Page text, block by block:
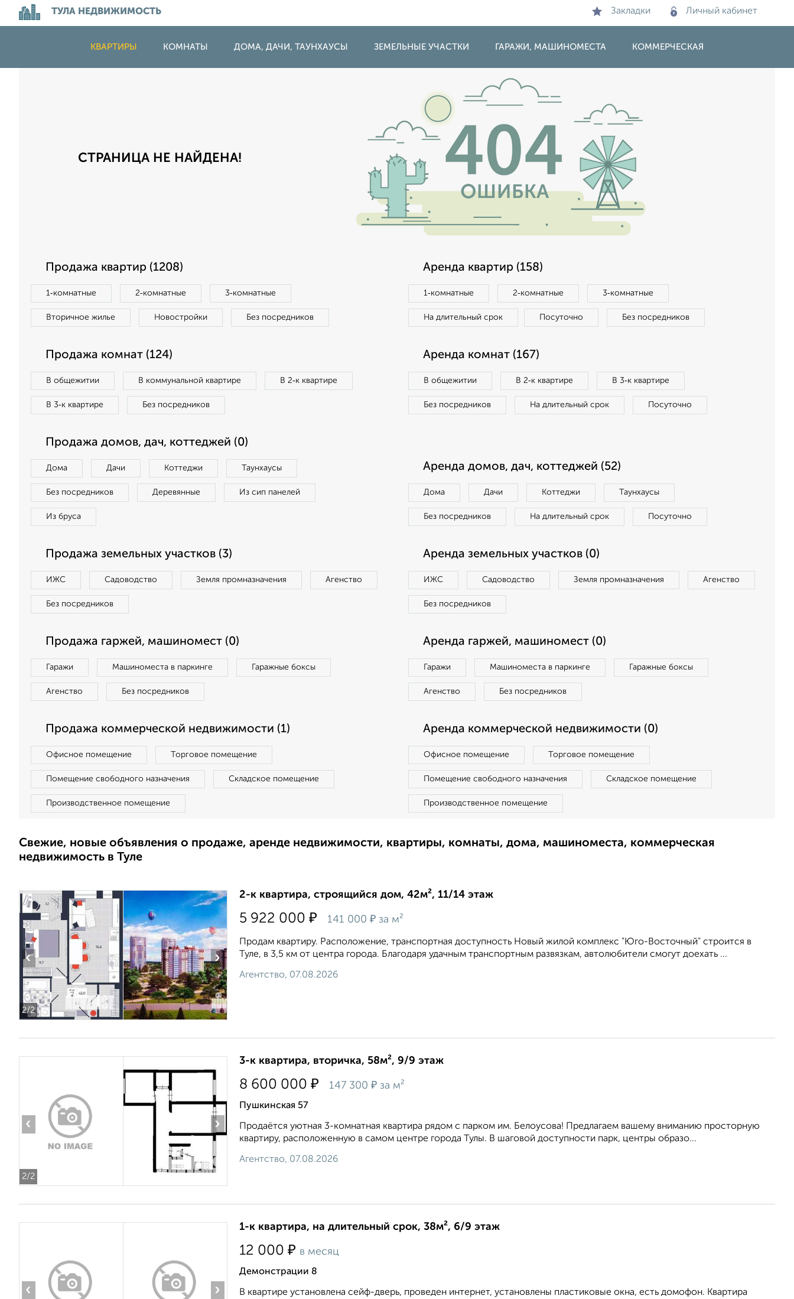
ТУЛА НЕДВИЖИМОСТЬ Закладки Личный кабинет
КВАРТИРЫ КОМНАТЫ ДОМА, ДАЧИ, ТАУНХАУСЫ ЗЕМЕЛЬНЫЕ УЧАСТКИ ГАРАЖИ, МАШИНОМЕСТА КОММЕРЧЕСКАЯ
СТРАНИЦА НЕ НАЙДЕНА!
Продажа квартир (1208)
1‑комнатные 2‑комнатные 3‑комнатные
Вторичное жилье Новостройки Без посредников
Аренда квартир (158)
1‑комнатные 2‑комнатные 3‑комнатные
На длительный срок Посуточно Без посредников
Продажа комнат (124)
В общежитии В коммунальной квартире В 2‑к квартире
В 3‑к квартире Без посредников
Аренда комнат (167)
В общежитии В 2‑к квартире В 3‑к квартире
Без посредников На длительный срок Посуточно
Продажа домов, дач, коттеджей (0)
Дома Дачи Коттеджи Таунхаусы
Без посредников Деревянные Из сип панелей
Из бруса
Аренда домов, дач, коттеджей (52)
Дома Дачи Коттеджи Таунхаусы
Без посредников На длительный срок Посуточно
Продажа земельных участков (3)
ИЖС Садоводство Земля промназначения Агенство
Без посредников
Аренда земельных участков (0)
ИЖС Садоводство Земля промназначения Агенство
Без посредников
Продажа гаржей, машиномест (0)
Гаражи Машиноместа в паркинге Гаражные боксы
Агенство Без посредников
Аренда гаржей, машиномест (0)
Гаражи Машиноместа в паркинге Гаражные боксы
Агенство Без посредников
Продажа коммерческой недвижимости (1)
Офисное помещение Торговое помещение
Помещение свободного назначения Складское помещение
Производственное помещение
Аренда коммерческой недвижимости (0)
Офисное помещение Торговое помещение
Помещение свободного назначения Складское помещение
Производственное помещение
Свежие, новые объявления о продаже, аренде недвижимости, квартиры, комнаты, дома, машиноместа, коммерческая
недвижимость в Туле
2/2
‹ ›
2-к квартира, строящийся дом, 42м², 11/14 этаж
5 922 000 ₽ 141 000 ₽ за м²
Продам квартиру. Расположение, транспортная доступность Новый жилой комплекс "Юго-Восточный" строится в
Туле, в 3,5 км от центра города. Благодаря удачным транспортным развязкам, автолюбители смогут доехать ...
Агентство, 07.08.2026
2/2
‹ ›
3-к квартира, вторичка, 58м², 9/9 этаж
8 600 000 ₽ 147 300 ₽ за м²
Пушкинская 57
Продаётся уютная 3-комнатная квартира рядом с парком им. Белоусова! Предлагаем вашему вниманию просторную
квартиру, расположенную в самом центре города Тулы. В шаговой доступности парк, центры образо...
Агентство, 07.08.2026
‹ ›
1-к квартира, на длительный срок, 38м², 6/9 этаж
12 000 ₽ в месяц
Демонстрации 8
В квартире установлена сейф-дверь, проведен интернет, установлены пластиковые окна, есть домофон. Квартира